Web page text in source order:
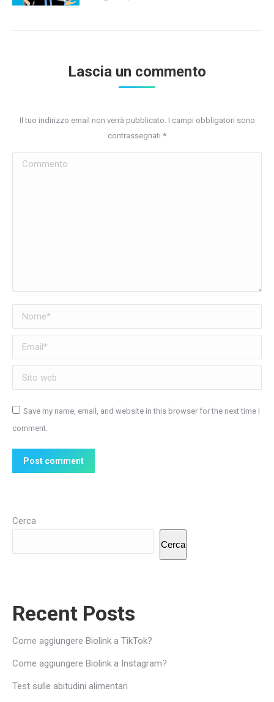
Lascia un commento
Il tuo indirizzo email non verrà pubblicato. I campi obbligatori sono
contrassegnati *
Commento
Nome *
Email *
Sito web
Save my name, email, and website in this browser for the next time I
comment.
Post comment
Cerca
Cerca
Recent Posts
Come aggiungere Biolink a TikTok?
Come aggiungere Biolink a Instagram?
Test sulle abitudini alimentari